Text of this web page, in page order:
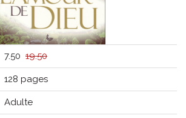
7.50 19.50
128 pages
Adulte